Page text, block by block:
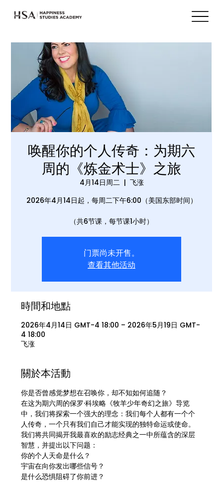
唤醒你的个人传奇：为期六
周的《炼金术士》之旅
4月14日周二
  |
飞涨
2026年4月14日起，每周二下午6:00（美国东部时间）
（共6节课，每节课1小时）
门票尚未开售。
查看其他活动
時間和地點
2026年4月14日 GMT-4 18:00 – 2026年5月19日 GMT-
4 18:00
飞涨
關於本活動
你是否曾感觉梦想在召唤你，却不知如何追随？
在这为期六周的保罗·科埃略《牧羊少年奇幻之旅》导览
中，我们将探索一个强大的理念：我们每个人都有一个个
人传奇，一个只有我们自己才能实现的独特命运或使命。
我们将共同揭开我最喜欢的励志经典之一中所蕴含的深层
智慧，并提出以下问题：
你的个人天命是什么？
宇宙在向你发出哪些信号？
是什么恐惧阻碍了你前进？